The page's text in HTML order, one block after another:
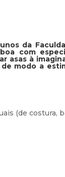
da
com
asas à
modo a
(de costura,